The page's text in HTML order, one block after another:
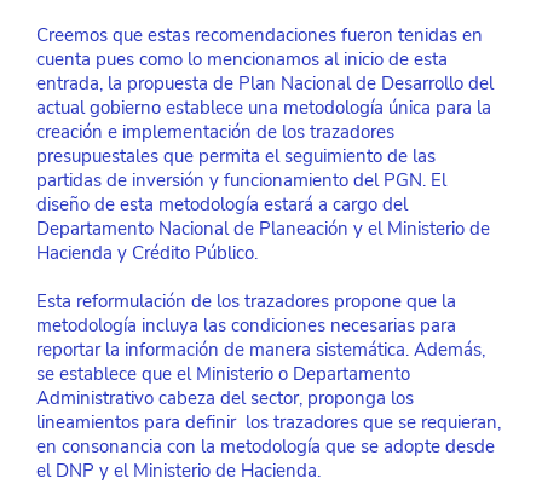
Creemos que estas recomendaciones fueron tenidas en
cuenta pues como lo mencionamos al inicio de esta
entrada, la propuesta de Plan Nacional de Desarrollo del
actual gobierno establece una metodología única para la
creación e implementación de los trazadores
presupuestales que permita el seguimiento de las
partidas de inversión y funcionamiento del PGN. El
diseño de esta metodología estará a cargo del
Departamento Nacional de Planeación y el Ministerio de
Hacienda y Crédito Público.
Esta reformulación de los trazadores propone que la
metodología incluya las condiciones necesarias para
reportar la información de manera sistemática. Además,
se establece que el Ministerio o Departamento
Administrativo cabeza del sector, proponga los
lineamientos para definir  los trazadores que se requieran,
en consonancia con la metodología que se adopte desde
el DNP y el Ministerio de Hacienda.